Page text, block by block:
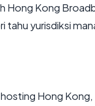
Hong Kong
yurisdiksi
Hong Kong,